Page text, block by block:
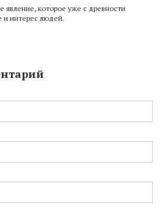
явление, которое уже с древности
и интерес людей.